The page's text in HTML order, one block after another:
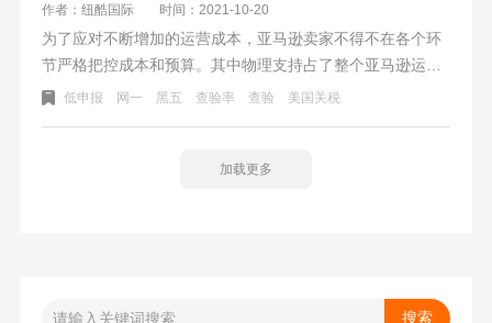
作者：纽酷国际 时间：2021-10-20
为了应对不断增加的运营成本，亚马逊卖家不得不在各个环
节严格把控成本和预算。其中物理支持占了整个亚马逊运营
的一大部分，想着能省即省的原则，小部分卖家把主意打到
低申报 网一 黑五 查验率 查验 美国关税
加载更多